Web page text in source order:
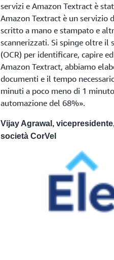
servizi e Amazon Textract è
Amazon Textract è un servizio
scritto a mano e stampato e
scannerizzati. Si spinge oltre il
(OCR) per identificare, capire
Amazon Textract, abbiamo
documenti e il tempo
minuti a poco meno di 1
automazione del 68%».
Vijay Agrawal,
società CorVel